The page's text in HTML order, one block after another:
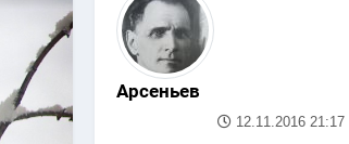
Арсеньев
12.11.2016 21:17